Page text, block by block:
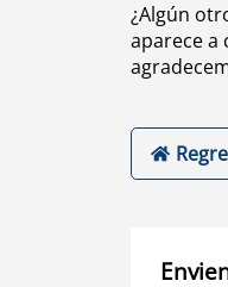
¿Algún
aparece a